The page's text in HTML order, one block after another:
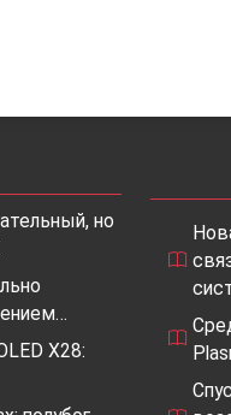
но
X28: